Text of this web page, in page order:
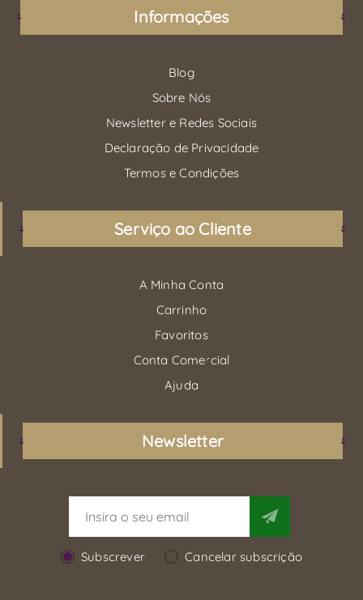
Informações
Blog
Sobre Nós
Newsletter e Redes Sociais
Declaração de Privacidade
Termos e Condições
Serviço ao Cliente
A Minha Conta
Carrinho
Favoritos
Conta Comercial
Ajuda
Newsletter
Subscrever Cancelar subscrição